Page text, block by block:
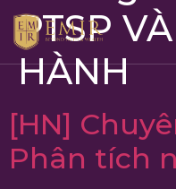
PTSP
HÀNH
[HN]
Phân tích